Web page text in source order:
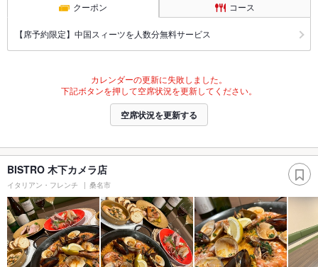
クーポン コース
【席予約限定】中国スィーツを人数分無料サービス
カレンダーの更新に失敗しました。
下記ボタンを押して空席状況を更新してください。
空席状況を更新する
BISTRO 木下カメラ店
イタリアン・フレンチ 桑名市